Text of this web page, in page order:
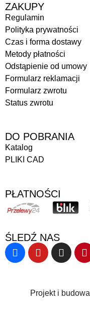
ZAKUPY
Regulamin
Polityka prywatności
Czas i forma dostawy
Metody płatności
Odstąpienie od umowy
Formularz reklamacji
Formularz zwrotu
Status zwrotu
DO POBRANIA
Katalog
PLIKI CAD
PŁATNOŚCI
ŚLEDŹ NAS
Projekt i budowa